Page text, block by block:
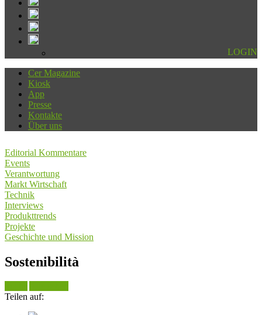
LOGIN
Cer Magazine
Kiosk
App
Presse
Kontakte
Über uns
Editorial Kommentare
Events
Verantwortung
Markt Wirtschaft
Technik
Interviews
Produkttrends
Projekte
Geschichte und Mission
Sostenibilità
Teilen auf: